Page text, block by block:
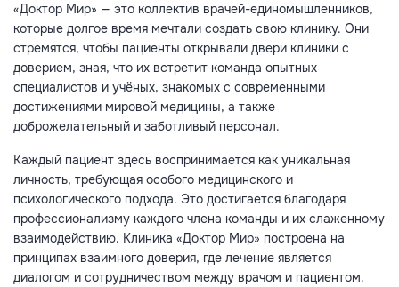
«Доктор Мир» — это коллектив врачей-единомышленников,
которые долгое время мечтали создать свою клинику. Они
стремятся, чтобы пациенты открывали двери клиники с
доверием, зная, что их встретит команда опытных
специалистов и учёных, знакомых с современными
достижениями мировой медицины, а также
доброжелательный и заботливый персонал.
Каждый пациент здесь воспринимается как уникальная
личность, требующая особого медицинского и
психологического подхода. Это достигается благодаря
профессионализму каждого члена команды и их слаженному
взаимодействию. Клиника «Доктор Мир» построена на
принципах взаимного доверия, где лечение является
диалогом и сотрудничеством между врачом и пациентом.